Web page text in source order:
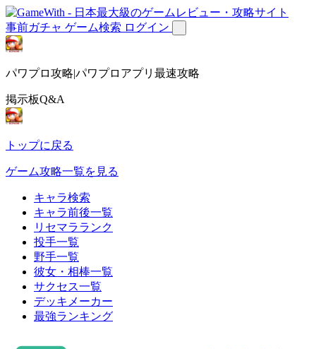
事前ガチャ ゲーム検索 ログイン
パワプロ攻略|パワプロアプリ最速攻略
掲示板Q&A
トップに戻る
ゲーム攻略一覧を見る
キャラ検索
キャラ前後一覧
リセマラランク
投手一覧
野手一覧
彼女・相棒一覧
サクセス一覧
デッキメーカー
最強ランキング